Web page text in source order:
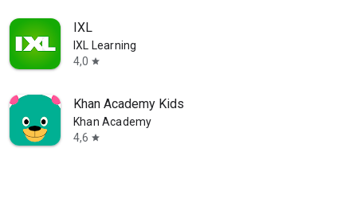
IXL
IXL Learning
4,0 star
Khan Academy Kids
Khan Academy
4,6 star